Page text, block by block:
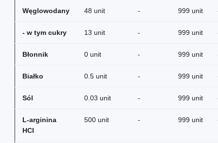
Węglowodany 48 unit - 999 unit
- w tym cukry 13 unit - 999 unit
Błonnik 0 unit - 999 unit
Białko 0.5 unit - 999 unit
Sól 0.03 unit - 999 unit
L-arginina
HCI
500 unit - 999 unit